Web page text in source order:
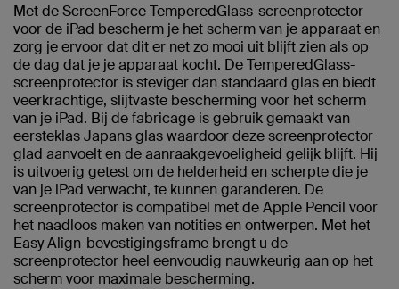
Met de ScreenForce TemperedGlass-screenprotector
voor de iPad bescherm je het scherm van je apparaat en
zorg je ervoor dat dit er net zo mooi uit blijft zien als op
de dag dat je je apparaat kocht. De TemperedGlass-
screenprotector is steviger dan standaard glas en biedt
veerkrachtige, slijtvaste bescherming voor het scherm
van je iPad. Bij de fabricage is gebruik gemaakt van
eersteklas Japans glas waardoor deze screenprotector
glad aanvoelt en de aanraakgevoeligheid gelijk blijft. Hij
is uitvoerig getest om de helderheid en scherpte die je
van je iPad verwacht, te kunnen garanderen. De
screenprotector is compatibel met de Apple Pencil voor
het naadloos maken van notities en ontwerpen. Met het
Easy Align-bevestigingsframe brengt u de
screenprotector heel eenvoudig nauwkeurig aan op het
scherm voor maximale bescherming.